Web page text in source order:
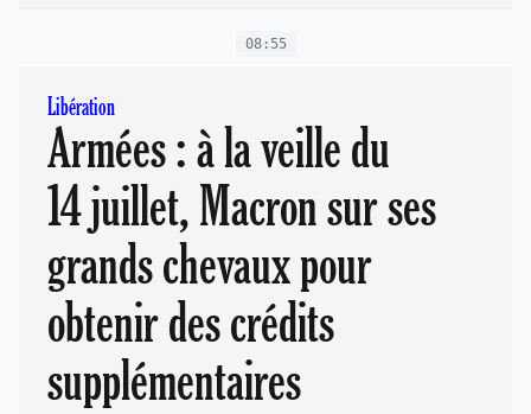
08:55
Libération
Armées : à la veille du
14 juillet, Macron sur ses
grands chevaux pour
obtenir des crédits
supplémentaires